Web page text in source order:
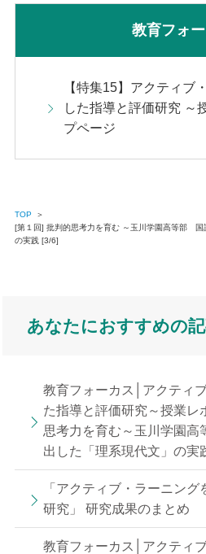
教育フォ
【特集15】アクティブ
した指導と評価研究 ～
プページ
TOP
＞
[第１回] 批判的思考力を育む ～玉川学園高等部 国
の実践 [3/6]
あなたにおすすめの
教育フォーカス│アクティ
た指導と評価研究～授業レ
思考力を育む～玉川学園高
出した「理系現代文」の実
「アクティブ・ラーニン
研究」 研究成果のまとめ
教育フォーカス│アクティ